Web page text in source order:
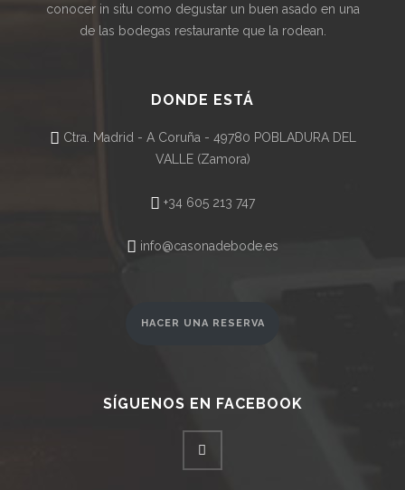
conocer in situ como degustar un buen asado en una
de las bodegas restaurante que la rodean.
DONDE ESTÁ
Ctra. Madrid - A Coruña - 49780 POBLADURA DEL
VALLE (Zamora)
+34 605 213 747
info@casonadebode.es
HACER UNA RESERVA
SÍGUENOS EN FACEBOOK